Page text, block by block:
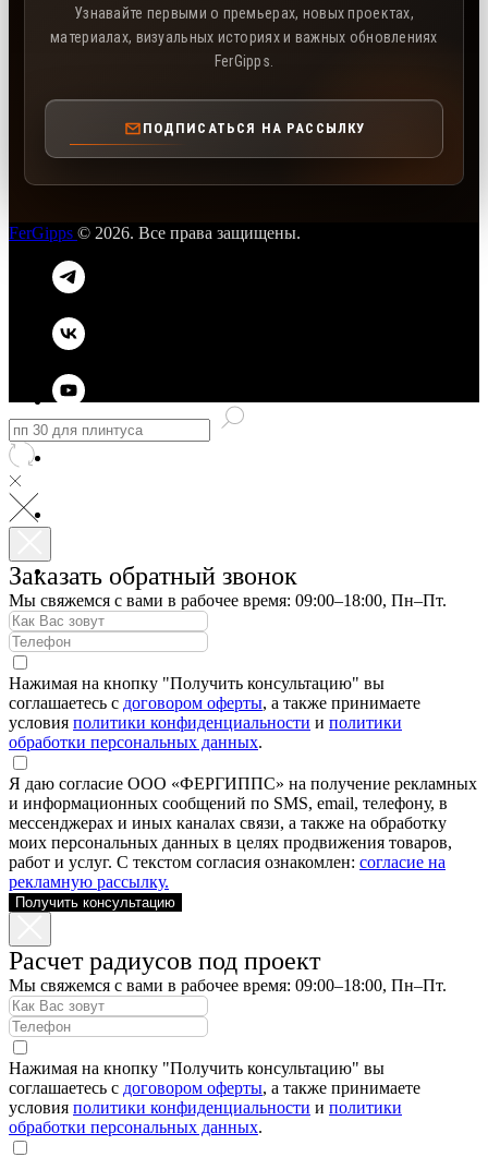
Узнавайте первыми о премьерах, новых проектах,
материалах, визуальных историях и важных обновлениях
FerGipps.
ПОДПИСАТЬСЯ НА РАССЫЛКУ
FerGipps © 2026. Все права защищены.
Заказать обратный звонок
Мы свяжемся с вами в рабочее время: 09:00–18:00, Пн–Пт.
Нажимая на кнопку "Получить консультацию" вы
соглашаетесь с договором оферты, а также принимаете
условия политики конфиденциальности и политики
обработки персональных данных.
Я даю согласие ООО «ФЕРГИППС» на получение рекламных
и информационных сообщений по SMS, email, телефону, в
мессенджерах и иных каналах связи, а также на обработку
моих персональных данных в целях продвижения товаров,
работ и услуг. С текстом согласия ознакомлен: согласие на
рекламную рассылку.
Получить консультацию
Расчет радиусов под проект
Мы свяжемся с вами в рабочее время: 09:00–18:00, Пн–Пт.
Нажимая на кнопку "Получить консультацию" вы
соглашаетесь с договором оферты, а также принимаете
условия политики конфиденциальности и политики
обработки персональных данных.